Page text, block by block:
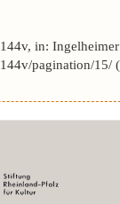
in:
pagination/15/